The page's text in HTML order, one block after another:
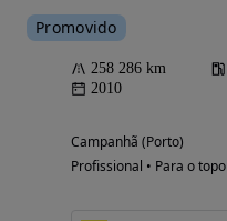
Promovido
258 286 km
2010
Campanhã (Porto)
Profissional • Para o topo